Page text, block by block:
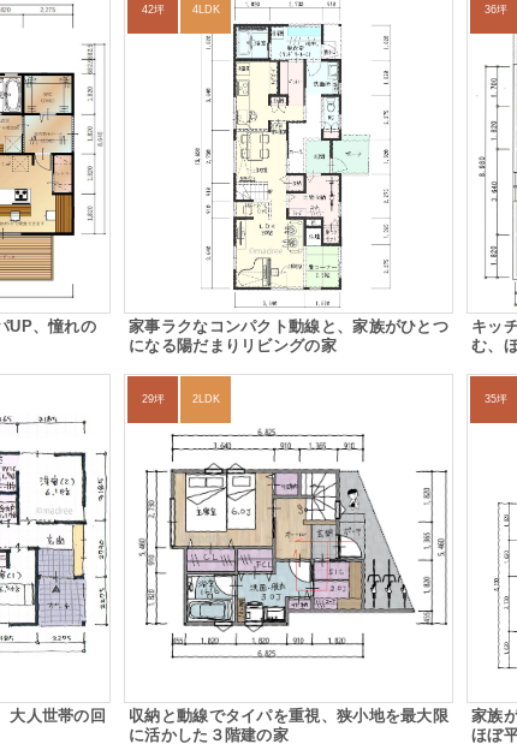
UP、憧れの
42坪 4LDK
家事ラクなコンパクト動線と、家族がひとつ
になる陽だまりリビングの家
36坪
キッ
む、
大人世帯の回
29坪 2LDK
収納と動線でタイパを重視、狭小地を最大限
に活かした３階建の家
35坪
家族
ほぼ